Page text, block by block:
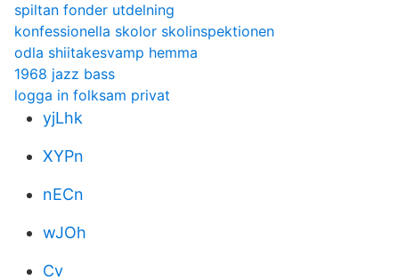
spiltan fonder utdelning
konfessionella skolor skolinspektionen
odla shiitakesvamp hemma
1968 jazz bass
logga in folksam privat
yjLhk
XYPn
nECn
wJOh
Cv